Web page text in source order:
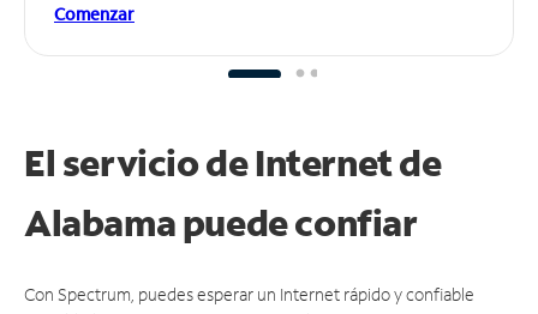
Comenzar
El servicio de Internet de
Alabama puedeconfiar
Con Spectrum, puedes esperar un Internet rápido y confiable